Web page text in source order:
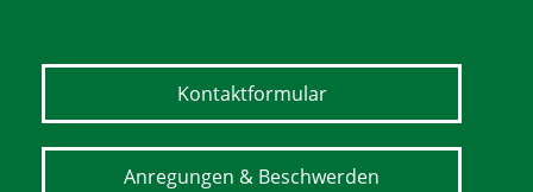
Kontaktformular
Anregungen & Beschwerden